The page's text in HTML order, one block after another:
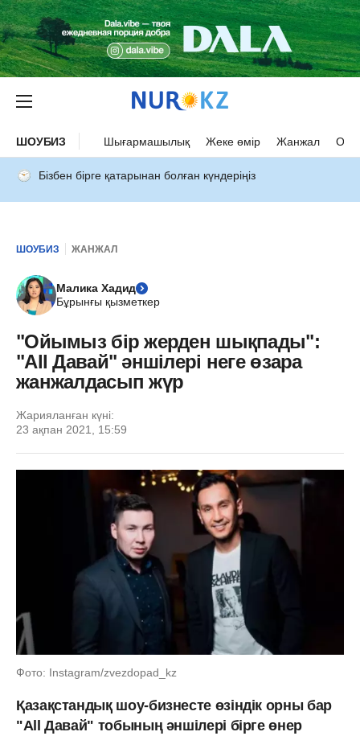
ШОУБИЗ Шығармашылық Жеке өмір Жанжал
Бізбен бірге қатарынан болған күндеріңіз
ШОУБИЗ ЖАНЖАЛ
Малика Хадид
Бұрынғы қызметкер
"Ойымыз бір жерден шықпады":
"All Давай" әншілері неге өзара
жанжалдасып жүр
Жарияланған күні:
23 ақпан 2021, 15:59
Фото: Instagram/zvezdopad_kz
Қазақстандық шоу-бизнесте өзіндік орны бар
"All Давай" тобының әншілері бірге өнер